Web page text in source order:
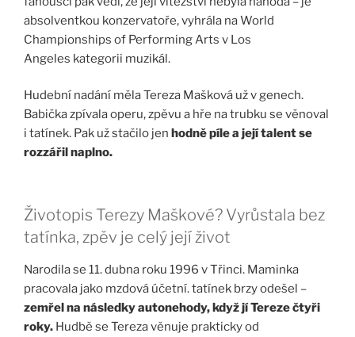
absolventkou konzervatoře, vyhrála na World
Championships of Performing Arts v Los
Angeles kategorii muzikál.
Hudební nadání měla Tereza Mašková už v genech.
Babička zpívala operu, zpěvu a hře na trubku se věnoval
i tatínek. Pak už stačilo jen hodně píle a její talent se
rozzářil naplno.
Životopis Terezy Maškové? Vyrůstala bez
tatínka, zpěv je celý její život
Narodila se 11. dubna roku 1996 v Třinci. Maminka
pracovala jako mzdová účetní. tatínek brzy odešel –
zemřel na následky autonehody, když jí Tereze čtyři
roky. Hudbě se Tereza věnuje prakticky od